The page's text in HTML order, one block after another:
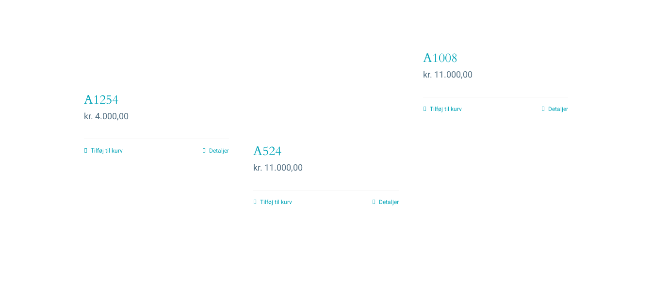
A1254
kr.4.000,00
Tilføj til kurv Detaljer A524
kr. 11.000,00
Tilføj til kurv Detaljer
A1008
kr. 11.000,00
Tilføj til kurv Detaljer